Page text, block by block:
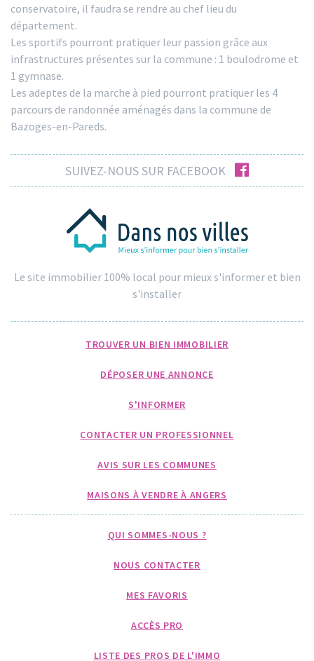
conservatoire, il faudra se rendre au chef lieu du
département.
Les sportifs pourront pratiquer leur passion grâce aux
infrastructures présentes sur la commune : 1 boulodrome et
1 gymnase.
Les adeptes de la marche à pied pourront pratiquer les 4
parcours de randonnée aménagés dans la commune de
Bazoges-en-Pareds.
SUIVEZ-NOUS SUR FACEBOOK facebook
Le site immobilier 100% local pour mieux s'informer et bien
s'installer
TROUVER UN BIEN IMMOBILIER
DÉPOSER UNE ANNONCE
S'INFORMER
CONTACTER UN PROFESSIONNEL
AVIS SUR LES COMMUNES
MAISONS À VENDRE À ANGERS
QUI SOMMES-NOUS ?
NOUS CONTACTER
MES FAVORIS
ACCÈS PRO
LISTE DES PROS DE L'IMMO